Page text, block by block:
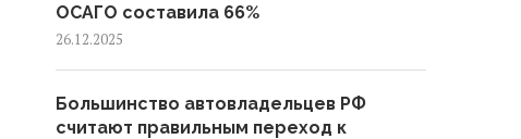
ОСАГО составила 66%
26.12.2025
Большинство автовладельцев РФ
считают правильным переход к